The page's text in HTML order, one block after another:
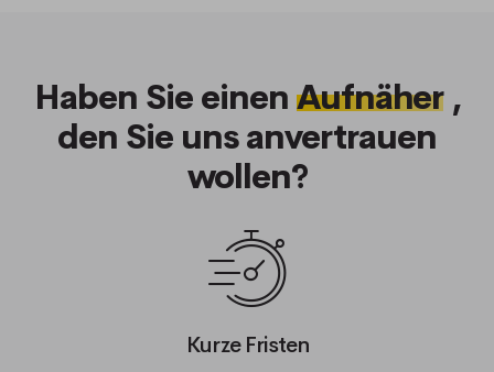
Haben Sie einen Aufnäher,
den Sie uns anvertrauen
wollen?
Kurze Fristen